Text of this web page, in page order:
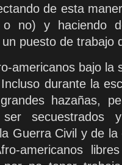
de esta
no) y haciendo
puesto de trabajo
americanos bajo la
durante la
hazañas,
secuestrados
Guerra Civil y de
americanos